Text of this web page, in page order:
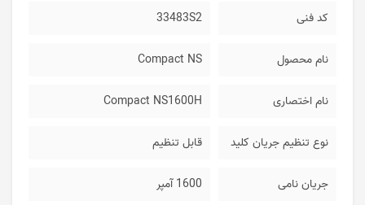
کد فنی 33483S2
نام محصول Compact NS
نام اختصاری Compact NS1600H
نوع تنظیم جریان کلید قابل تنظیم
جریان نامی 1600 آمپر